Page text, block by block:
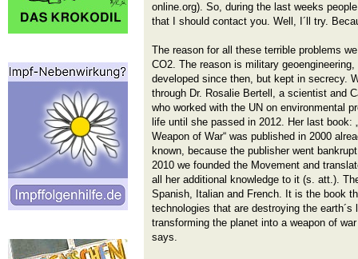
online.org). So, during the last weeks
that I should contact you. Well, I´ll try.
The reason for all these terrible problems
CO2. The reason is military
developed since then, but kept in secrecy.
through Dr. Rosalie Bertell, a scientist and
who worked with the UN on environmental
life until she passed in 2012. Her last book:
Weapon of War“ was published in 2000
known, because the publisher went
2010 we founded the Movement and
all her additional knowledge to it (s. att.).
Spanish, Italian and French. It is the book
technologies that are destroying the
transforming the planet into a weapon of
says.